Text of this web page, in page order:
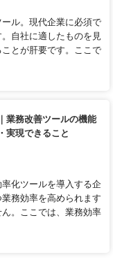
ル。現代企業に必須で
自社に適したものを見
とが肝要です。ここで
業務改善ツールの機能
実現できること
化ツールを導入する企
務効率を高められます
。ここでは、業務効率